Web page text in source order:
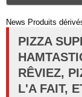
News Produits
PIZZA
RÊVIEZ,
L'A FAIT,